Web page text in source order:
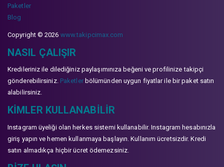
Paketler
Blog
Copyright © 2026 www.takipcimax.com
NASIL ÇALIŞIR
Kredileriniz ile dilediğiniz paylaşımınıza beğeni ve profilinize takipçi
gönderebilirsiniz. Paketlerbölümünden uygun fiyatlar ile bir paket satın
alabilirsiniz.
KIMLER KULLANABILIR
Instagram üyeliği olan herkes sistemi kullanabilir. Instagram hesabınızla
giriş yapın ve hemen kullanmaya başlayın. Kullanım ücretsizdir. Kredi
satın almadıkça hiçbir ücret ödemezsiniz.